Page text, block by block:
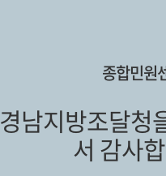
종합민원
경남지방조달청
서 감사